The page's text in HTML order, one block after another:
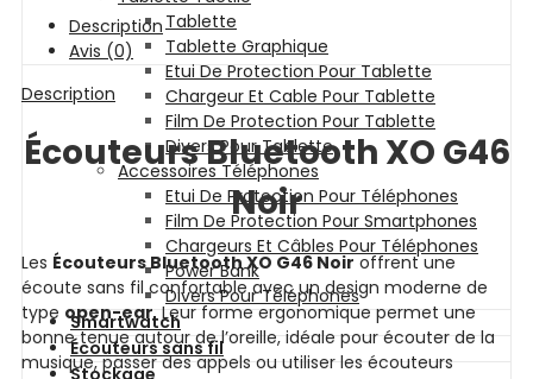
Tablette
Tablette Graphique
Etui De Protection Pour Tablette
Chargeur Et Cable Pour Tablette
Film De Protection Pour Tablette
Divers Pour Tablette
Accessoires Téléphones
Etui De Protection Pour Téléphones
Film De Protection Pour Smartphones
Chargeurs Et Câbles Pour Téléphones
Power Bank
Divers Pour Téléphones
Smartwatch
Écouteurs sans fil
Stockage
Description
Avis (0)
Description
Écouteurs Bluetooth XO G46
Noir
Les Écouteurs Bluetooth XO G46 Noir offrent une
écoute sans fil confortable avec un design moderne de
type open-ear. Leur forme ergonomique permet une
bonne tenue autour de l’oreille, idéale pour écouter de la
musique, passer des appels ou utiliser les écouteurs